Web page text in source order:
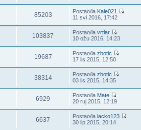
85203 Postao/la Kale021
11 svi 2016, 17:42
103837 Postao/lavrtlar
10 ožu 2016, 14:23
19687 Postao/lazbotic
17 lis 2015, 12:50
38314 Postao/lazbotic
03 lis 2015, 14:35
6929 Postao/la Mate
20 ruj 2015, 12:19
6637 Postao/lalacko123
30 lip 2015, 20:14